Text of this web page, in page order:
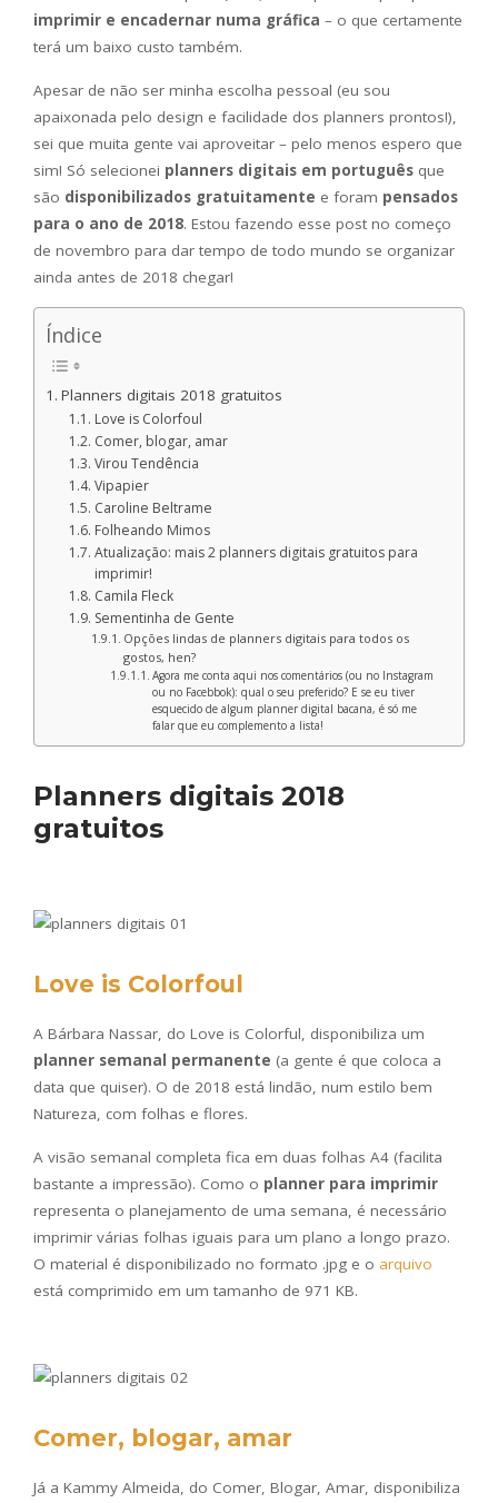
imprimir e encadernar numa gráfica – o que certamente
terá um baixo custo também.
Apesar de não ser minha escolha pessoal (eu sou
apaixonada pelo design e facilidade dos planners prontos!),
sei que muita gente vai aproveitar – pelo menos espero que
sim! Só selecionei planners digitais em português que
são disponibilizados gratuitamente e foram pensados
para o ano de 2018. Estou fazendo esse post no começo
de novembro para dar tempo de todo mundo se organizar
ainda antes de 2018 chegar!
Índice
Planners digitais 2018 gratuitos
Love is Colorfoul
Comer, blogar, amar
Virou Tendência
Vipapier
Caroline Beltrame
Folheando Mimos
Atualização: mais 2 planners digitais gratuitos para
imprimir!
Camila Fleck
Sementinha de Gente
Opções lindas de planners digitais para todos os
gostos, hen?
Agora me conta aqui nos comentários (ou no Instagram
ou no Facebbok): qual o seu preferido? E se eu tiver
esquecido de algum planner digital bacana, é só me
falar que eu complemento a lista!
Planners digitais 2018
gratuitos
Love is Colorfoul
A Bárbara Nassar, do Love is Colorful, disponibiliza um
planner semanal permanente (a gente é que coloca a
data que quiser). O de 2018 está lindão, num estilo bem
Natureza, com folhas e flores.
A visão semanal completa fica em duas folhas A4 (facilita
bastante a impressão). Como o planner para imprimir
representa o planejamento de uma semana, é necessário
imprimir várias folhas iguais para um plano a longo prazo.
O material é disponibilizado no formato .jpg e o arquivo
está comprimido em um tamanho de 971 KB.
Comer, blogar, amar
Já a Kammy Almeida, do Comer, Blogar, Amar, disponibiliza